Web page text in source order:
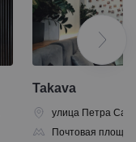
Takava
улица Петра
Почтовая